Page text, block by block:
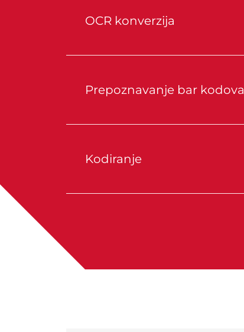
OCR konverzija
Prepoznavanje bar kodova
Kodiranje